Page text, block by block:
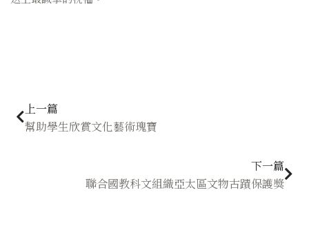
上一頁
上一篇
幫助學生欣賞文化藝術瑰寶
下一篇
聯合國教科文組織亞太區文物古蹟保護獎